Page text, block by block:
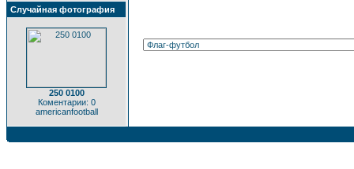
Случайная фотография
250 0100
Коментарии: 0
americanfootball